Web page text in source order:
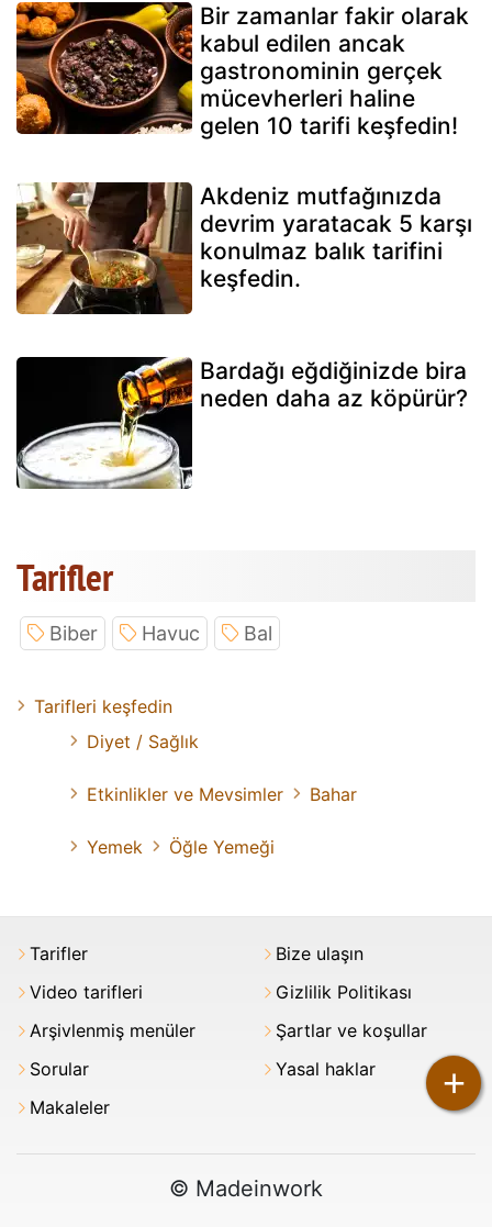
+
Bir zamanlar fakir olarak
kabul edilen ancak
gastronominin gerçek
mücevherleri haline
gelen 10 tarifi keşfedin!
Akdeniz mutfağınızda
devrim yaratacak 5 karşı
konulmaz balık tarifini
keşfedin.
Bardağı eğdiğinizde bira
neden daha az köpürür?
Tarifler
Biber Havuc Bal
Tarifleri keşfedin
Diyet / Sağlık
Etkinlikler ve Mevsimler Bahar
Yemek Öğle Yemeği
Tarifler
Video tarifleri
Arşivlenmiş menüler
Sorular
Makaleler
Bize ulaşın
Gizlilik Politikası
Şartlar ve koşullar
Yasal haklar
© Madeinwork